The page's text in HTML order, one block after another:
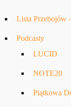
Lista Przebojów
Podcasty
LUCID
NOTE20
Piątkowa